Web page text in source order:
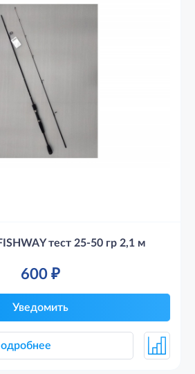
тест 25-50 гр 2,1 м
600₽
Уведомить